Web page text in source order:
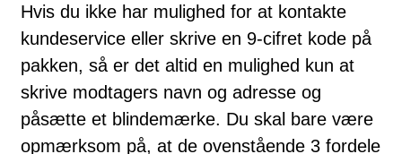
Hvis du ikke har mulighed for at kontakte
kundeservice eller skrive en 9-cifret kode på
pakken, så er det altid en mulighed kun at
skrive modtagers navn og adresse og
påsætte et blindemærke. Du skal bare være
opmærksom på, at de ovenstående 3 fordele